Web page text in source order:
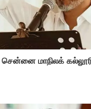
மாநிலக்